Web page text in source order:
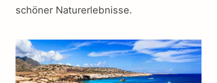
schöner Naturerlebnisse.